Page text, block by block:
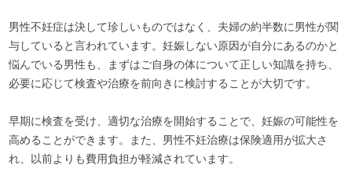
男性不妊症は決して珍しいものではなく、夫婦の約半数に男性が関
与していると言われています。妊娠しない原因が自分にあるのかと
悩んでいる男性も、まずはご自身の体について正しい知識を持ち、
必要に応じて検査や治療を前向きに検討することが大切です。
早期に検査を受け、適切な治療を開始することで、妊娠の可能性を
高めることができます。また、男性不妊治療は保険適用が拡大さ
れ、以前よりも費用負担が軽減されています。